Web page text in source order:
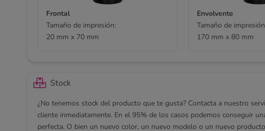
Frontal
Tamaño de impresión:
20 mm x 70 mm
Envolvente
Tamaño de
170 mm x 80 mm
Stock
¿No tenemos stock del producto que te gusta? Contacta a nuestro
cliente inmediatamente. En el 95% de los casos podemos conseguir
perfecta. O bien un nuevo color, un nuevo modelo o un nuevo